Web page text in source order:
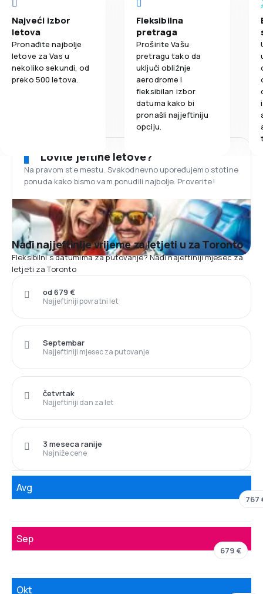
Najveći izbor
letova
Pronađite najbolje
letove za Vas u
nekoliko sekundi, od
preko 500 letova.
Fleksibilna
pretraga
Proširite Vašu
pretragu tako da
uključi obližnje
aerodrome i
fleksibilan izbor
datuma kako bi
pronašli najjeftiniju
opciju.
Lovite jeftine letove?
Na pravom ste mestu. Svakodnevno upoređujemo stotine
ponuda kako bismo vam ponudili najbolje. Proverite!
Nađi najjeftinije vrijeme za letjeti u za Toronto
Fleksibilni s datumima za putovanje? Nađi najeftiniji mjesec za
letjeti za Toronto
Najjeftiniji povratni let
od 679 €
Najjeftiniji mjesec za putovanje
Septembar
Najjeftiniji dan za let
četvrtak
Najniže cene
3 meseca ranije
Avg
767
Sep
679 €
Okt